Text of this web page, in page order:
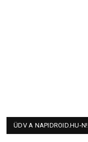
ÜDV A NAPIDROID.HU-N!